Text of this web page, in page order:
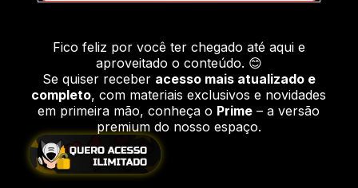
Módulo 07 - [Seção 2] Funis de Imã
Módulo 08 - Funis de Front End
Módulo 09 - Funis de Back End
Módulo 10 - Funil VIP
Fico feliz por você ter chegado até aqui e
aproveitado o conteúdo. 😊
Se quiser receber acesso mais atualizado e
completo, com materiais exclusivos e novidades
em primeira mão, conheça o Prime – a versão
premium do nosso espaço.